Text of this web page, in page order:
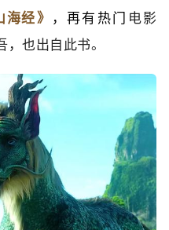
经‬》
，再有‬热门‬ 电影
，也出自此书。